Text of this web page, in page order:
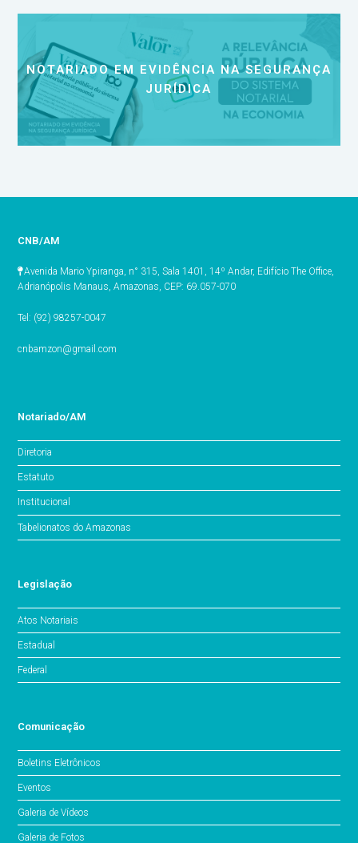
NOTARIADO EM EVIDÊNCIA NA SEGURANÇA
JURÍDICA
CNB/AM
Avenida Mario Ypiranga, n° 315, Sala 1401, 14º Andar, Edifício The Office,
Adrianópolis Manaus, Amazonas, CEP: 69.057-070
Tel: (92) 98257-0047
cnbamzon@gmail.com
Notariado/AM
Diretoria
Estatuto
Institucional
Tabelionatos do Amazonas
Legislação
Atos Notariais
Estadual
Federal
Comunicação
Boletins Eletrônicos
Eventos
Galeria de Vídeos
Galeria de Fotos